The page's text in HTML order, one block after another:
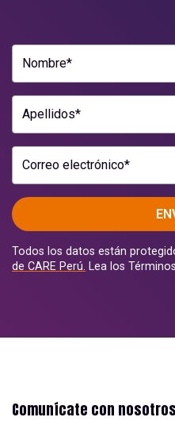
Nombre*
Apellidos*
Correo electrónico*
Todos los datos están
de CARE Perú.
Lea los
Comunícate con nosotros